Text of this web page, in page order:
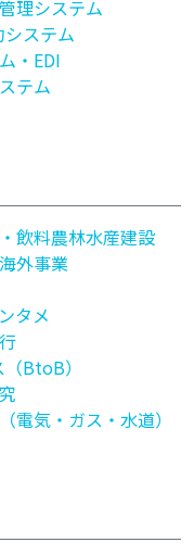
理システム
システム
・EDI
テム
飲料農林水産建設
外事業
タメ
BtoB）
電気・ガス・水道）